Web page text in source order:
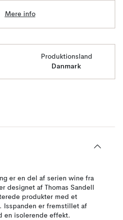
Mere info
Produktionsland
Danmark
er en del af serien wine fra
designet af Thomas Sandell
produkter med et
Isspanden er fremstillet af
en isolerende effekt.